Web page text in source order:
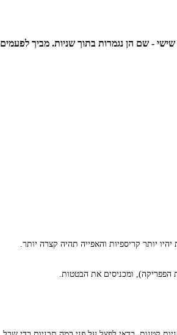
- שם הן נגמרות בתוך שניות. מביך לפעמים
יותר קריספיות והאפייה תהיה קצרה יותר.
ומכניסים את הבטטות.